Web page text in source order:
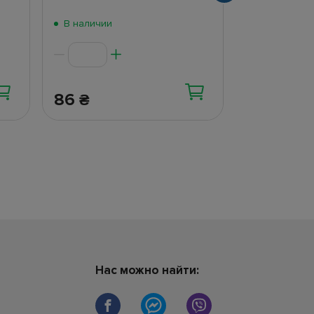
В наличии
86₴
Нас можно найти: